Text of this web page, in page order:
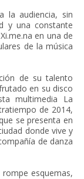
la audiencia, sin
y una constante
en una de
de la música
de su talento
en su disco
multimedia La
de 2014,
se presenta en
donde vive y
de danza
esquemas,